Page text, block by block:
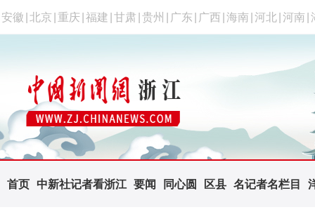
安徽 北京 重庆 福建 甘肃 贵州 广东 广西 海南 河北 河南
首页 中新社记者看浙江 要闻 同心圆 区县 名记者名栏目